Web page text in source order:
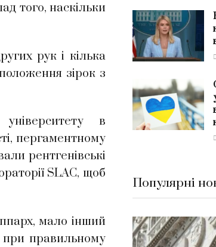
того, наскільки
рук і кілька
зірок з
в
пергаментному
рентгенівські
SLAC, щоб
мало інший
при правильному
Популярні